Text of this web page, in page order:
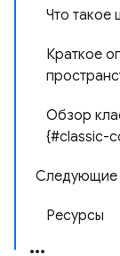
Что такое
Краткое
Обзор
{#classic-
Следующие
Ресурсы